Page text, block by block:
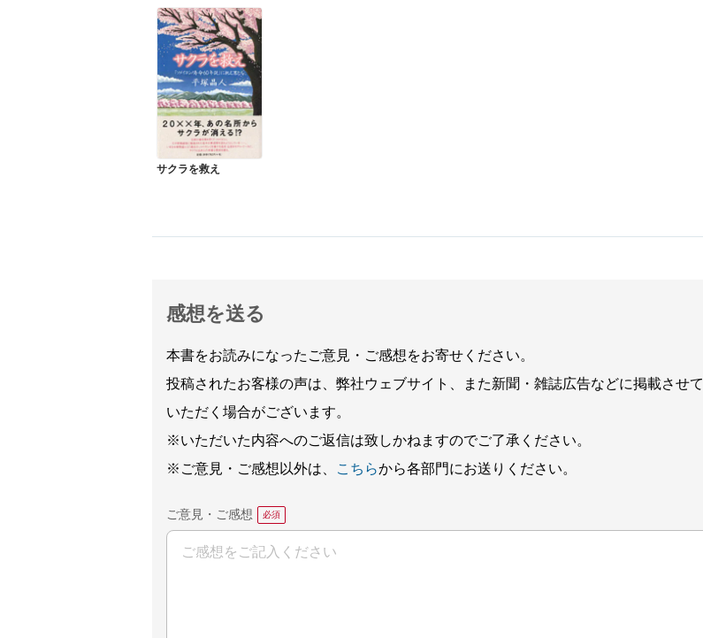
サクラを救え
感想を送る
本書をお読みになったご意見・ご感想をお寄せください。
投稿されたお客様の声は、弊社ウェブサイト、また新聞・雑誌広告などに掲載させて
いただく場合がございます。
※いただいた内容へのご返信は致しかねますのでご了承ください。
※ご意見・ご感想以外は、
こちらから各部門にお送りください。
ご意見・ご感想